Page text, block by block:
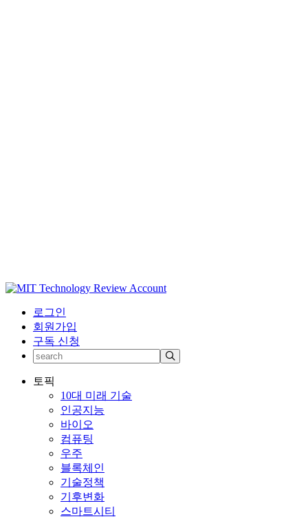
로그인
회원가입
구독 신청
토픽
10대 미래 기술
인공지능
바이오
컴퓨팅
우주
블록체인
기술정책
기후변화
스마트시티